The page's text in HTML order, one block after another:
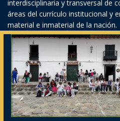
interdisciplinaria y transversal de
áreas del currículo institucional y
material e inmaterial de la nación.